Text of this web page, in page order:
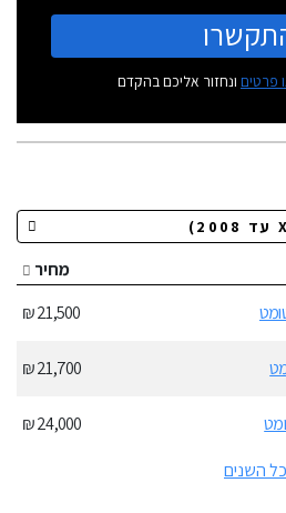
פרטים ונחזור אליכם בהקדם
מחיר
21,500 ₪
21,700 ₪
24,000 ₪